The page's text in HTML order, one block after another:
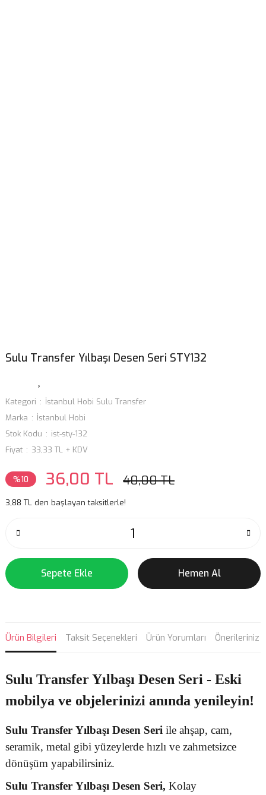
Sulu Transfer Yılbaşı Desen Seri STY132
Kategori
İstanbul Hobi Sulu Transfer
Marka
İstanbul Hobi
Stok Kodu
ist-sty-132
Fiyat
33,33 TL + KDV
%10 36,00 TL 40,00 TL
3,88 TL den başlayan taksitlerle!
Sepete Ekle Hemen Al
Ürün Bilgileri Taksit Seçenekleri Ürün Yorumları Önerileriniz
Sulu Transfer Yılbaşı Desen Seri - Eski
mobilya ve objelerinizi anında yenileyin!
Sulu Transfer Yılbaşı Desen Seri ile ahşap, cam,
seramik, metal gibi yüzeylerde hızlı ve zahmetsizce
dönüşüm yapabilirsiniz.
Sulu Transfer Yılbaşı Desen Seri, Kolay